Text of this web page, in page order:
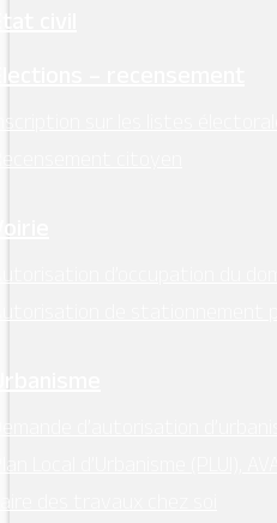
civil
– recensement
sur les listes
citoyen
d’occupation du
de stationnement
d’autorisation
Local d’Urbanisme (PLUI), AVAP
des travaux chez soi